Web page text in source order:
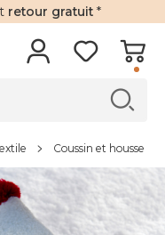
retour gratuit *
Coussin et housse